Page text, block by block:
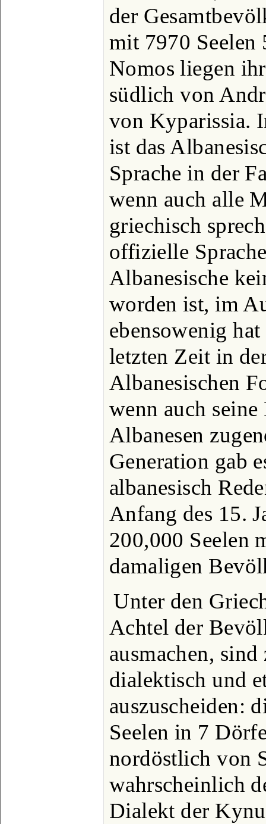
der
mit 7970 Seelen
Nomos liegen
südlich von
von Kyparissia.
ist das
Sprache in der
wenn auch alle
griechisch
offizielle
Albanesische
worden ist, im
ebensowenig
letzten Zeit in
Albanesischen
wenn auch
Albanesen
Generation gab
albanesisch
Anfang des 15.
200,000 Seelen
damaligen
Unter den
Achtel der
ausmachen,
dialektisch und
auszuscheiden:
Seelen in 7
nordöstlich von
wahrscheinlich
Dialekt der